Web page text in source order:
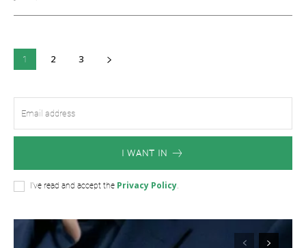
1 2 3
I WANT IN
I've read and accept the Privacy Policy.